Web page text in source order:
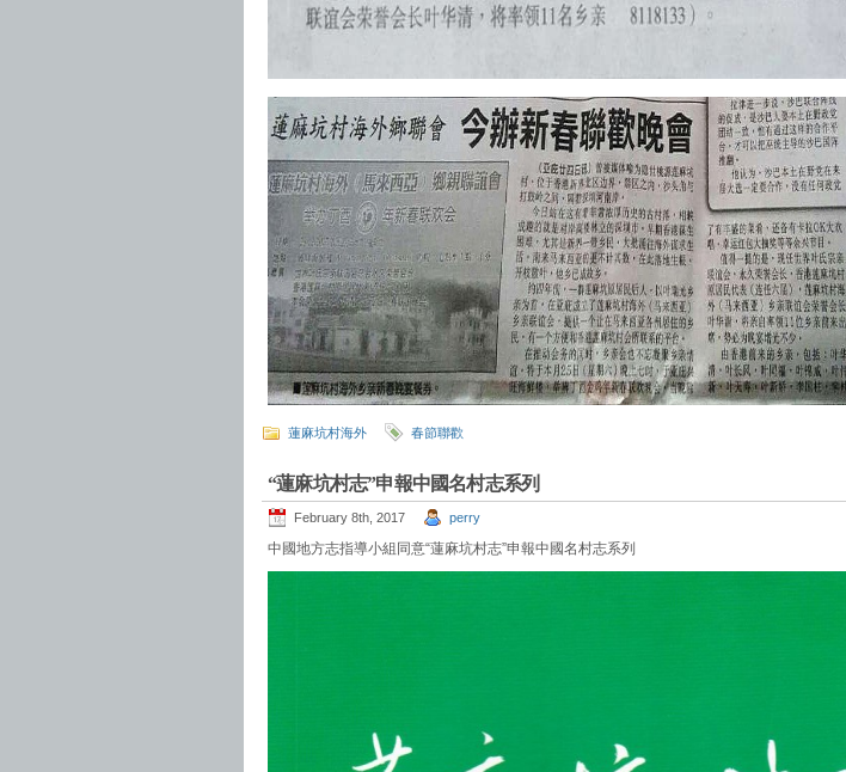
蓮麻坑村海外 春節聯歡
“蓮麻坑村志”申報中國名村志系列
February 8th, 2017 perry
中國地方志指導小組同意“蓮麻坑村志”申報中國名村志系列